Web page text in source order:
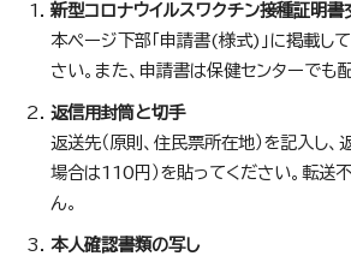
新型コロナウイルスワクチン接種証明書
本ページ下部「申請書(様式)」に掲載し
さい。また、申請書は保健センターでも
返信用封筒と切手
返送先（原則、住民票所在地）を記入し
場合は110円）を貼ってください。転送
ん。
本人確認書類の写し